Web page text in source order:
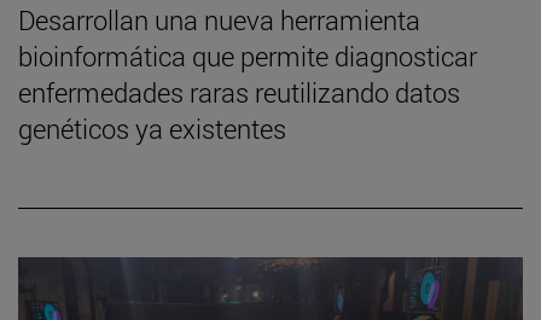
Desarrollan una nueva herramienta
bioinformática que permite diagnosticar
enfermedades raras reutilizando datos
genéticos ya existentes